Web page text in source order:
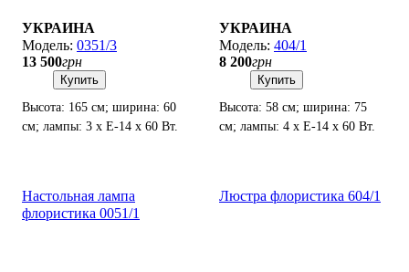
УКРАИНА
0351/3
13 500грн
Купить
Высота: 165 см; ширина: 60
см; лампы: 3 х Е-14 х 60 Вт.
УКРАИНА
404/1
8 200грн
Купить
Высота: 58 см; ширина: 75
см; лампы: 4 х Е-14 х 60 Вт.
Настольная лампа
флористика 0051/1
Люстра флористика 604/1